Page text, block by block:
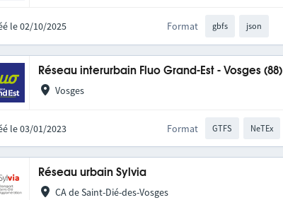
le 02/10/2025 Format gbfs json
Réseau interurbain Fluo Grand-Est - Vosges (88)
Vosges
le 03/01/2023 Format GTFS NeTEx
Réseau urbain Sylvia
CA de Saint-Dié-des-Vosges